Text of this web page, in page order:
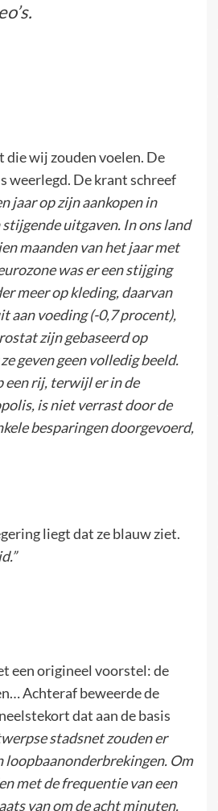
die wij zouden voelen. De
weerlegd. De krant schreef
jaar op zijn aankopen in
uitgaven. In ons land
maanden van het jaar met
was er een stijging
meer op kleding, daarvan
aan voeding (-0,7 procent),
zijn gebaseerd op
geven geen volledig beeld.
een rij, terwijl er in de
is niet verrast door de
besparingen doorgevoerd,
liegt dat ze blauw ziet.
een origineel voorstel: de
Achteraf beweerde de
dat aan de basis
stadsnet zouden er
loopbaanonderbrekingen. Om
met de frequentie van een
van om de acht minuten.